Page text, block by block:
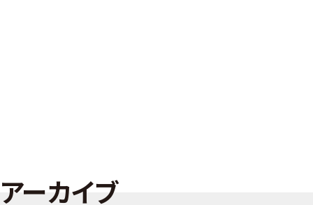
アーカイブ